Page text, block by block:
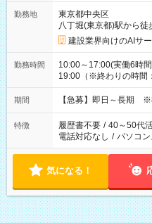
勤務地
東京都中央区
八丁堀(東京都)駅から徒
建設業界向けのAIサ
勤務時間
10:00～17:00(実働6時
19:00（※終わりの時間
期間 【急募】即日～長期
特徴 履歴書不要 / 40～50代
電話対応なし / パソコ
気になる！